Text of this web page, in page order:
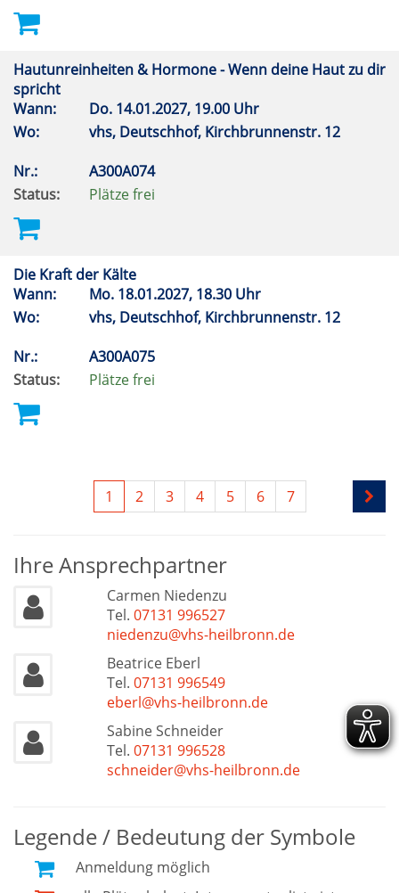
Hautunreinheiten & Hormone - Wenn deine Haut zu dir
spricht
Wann:
Do. 14.01.2027, 19.00 Uhr
Wo:
vhs, Deutschhof, Kirchbrunnenstr. 12
Nr.:
A300A074
Status:
Plätze frei
Die Kraft der Kälte
Wann:
Mo. 18.01.2027, 18.30 Uhr
Wo:
vhs, Deutschhof, Kirchbrunnenstr. 12
Nr.:
A300A075
Status:
Plätze frei
1 2 3 4 5 6 7
Ihre Ansprechpartner
Carmen Niedenzu
Tel. 07131 996527
niedenzu@vhs-heilbronn.de
Beatrice Eberl
Tel. 07131 996549
eberl@vhs-heilbronn.de
Sabine Schneider
Tel. 07131 996528
schneider@vhs-heilbronn.de
Legende / Bedeutung der Symbole
Anmeldung möglich